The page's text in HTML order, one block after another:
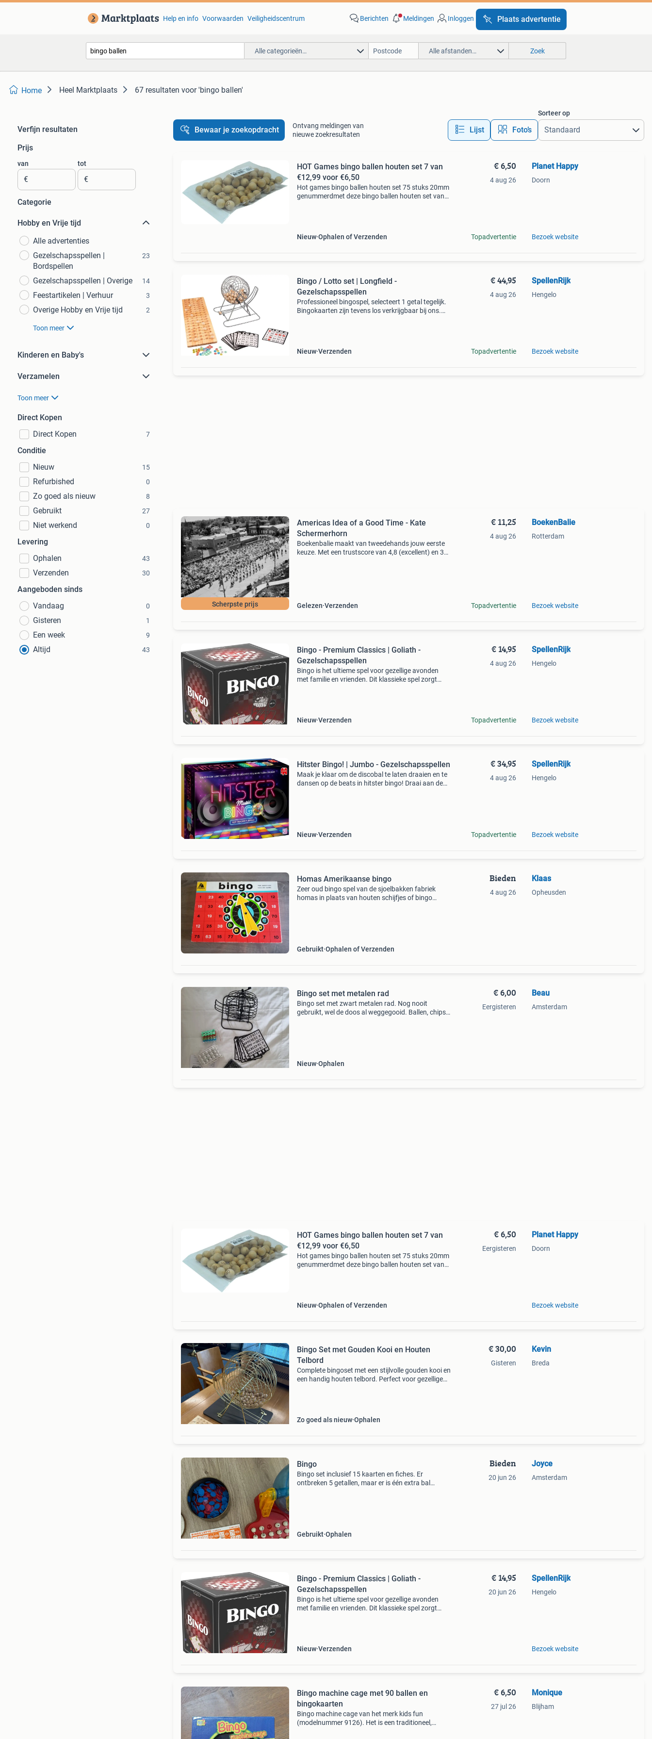
Help en info Voorwaarden Veiligheidscentrum Berichten Meldingen Inloggen Plaats advertentie
Alle categorieën… Alle afstanden… Zoek
Home Heel Marktplaats 67 resultaten voor 'bingo ballen'
Verfijn resultaten
Prijs
van
€
tot
€
Categorie
Hobby en Vrije tijd
Alle advertenties
Gezelschapsspellen |
Bordspellen
23
Gezelschapsspellen | Overige 14
Feestartikelen | Verhuur 3
Overige Hobby en Vrije tijd 2
Toon meer
Kinderen en Baby's
Verzamelen
Toon meer
Direct Kopen
Direct Kopen
7
Conditie
Nieuw
15
Refurbished 0
Zo goed als nieuw 8
Gebruikt 27
Niet werkend 0
Levering
Ophalen
43
Verzenden 30
Aangeboden sinds
Vandaag
0
Gisteren 1
Een week 9
Altijd 43
Bewaar je zoekopdracht
Ontvang meldingen van
nieuwe zoekresultaten
Lijst Foto’s
Sorteer op
HOT Games bingo ballen houten set 7 van
€12,99 voor €6,50
Hot games bingo ballen houten set 75 stuks 20mm
genummerdmet deze bingo ballen houten set van
Nieuw Ophalen of Verzenden
€ 6,50
4 aug 26
Topadvertentie
Planet Happy
Doorn
Bezoek website
Bingo / Lotto set | Longfield -
Gezelschapsspellen
Professioneel bingospel, selecteert 1 getal tegelijk.
Bingokaarten zijn tevens los verkrijgbaar bij ons.
Nieuw Verzenden
€ 44,95
4 aug 26
Topadvertentie
SpellenRijk
Hengelo
Bezoek website
Scherpste prijs
Americas Idea of a Good Time - Kate
Schermerhorn
Boekenbalie maakt van tweedehands jouw eerste
keuze. Met een trustscore van 4,8 (excellent) en 30
Gelezen Verzenden
€ 11,25
4 aug 26
Topadvertentie
BoekenBalie
Rotterdam
Bezoek website
Bingo - Premium Classics | Goliath -
Gezelschapsspellen
Bingo is het ultieme spel voor gezellige avonden
met familie en vrienden. Dit klassieke spel zorgt
Nieuw Verzenden
€ 14,95
4 aug 26
Topadvertentie
SpellenRijk
Hengelo
Bezoek website
Hitster Bingo! | Jumbo - Gezelschapsspellen
Maak je klaar om de discobal te laten draaien en te
dansen op de beats in hitster bingo! Draai aan de
Nieuw Verzenden
€ 34,95
4 aug 26
Topadvertentie
SpellenRijk
Hengelo
Bezoek website
Homas Amerikaanse bingo
Zeer oud bingo spel van de sjoelbakken fabriek
homas in plaats van houten schijfjes of bingo
Gebruikt Ophalen of Verzenden
Bieden
4 aug 26
Klaas
Opheusden
Bingo set met metalen rad
Bingo set met zwart metalen rad. Nog nooit
gebruikt, wel de doos al weggegooid. Ballen, chips
Nieuw Ophalen
€ 6,00
Eergisteren
Beau
Amsterdam
HOT Games bingo ballen houten set 7 van
€12,99 voor €6,50
Hot games bingo ballen houten set 75 stuks 20mm
genummerdmet deze bingo ballen houten set van
Nieuw Ophalen of Verzenden
€ 6,50
Eergisteren
Planet Happy
Doorn
Bezoek website
Bingo Set met Gouden Kooi en Houten
Telbord
Complete bingoset met een stijlvolle gouden kooi en
een handig houten telbord. Perfect voor gezellige
Zo goed als nieuw Ophalen
€ 30,00
Gisteren
Kevin
Breda
Bingo
Bingo set inclusief 15 kaarten en fiches. Er
ontbreken 5 getallen, maar er is één extra bal
Gebruikt Ophalen
Bieden
20 jun 26
Joyce
Amsterdam
Bingo - Premium Classics | Goliath -
Gezelschapsspellen
Bingo is het ultieme spel voor gezellige avonden
met familie en vrienden. Dit klassieke spel zorgt
Nieuw Verzenden
€ 14,95
20 jun 26
SpellenRijk
Hengelo
Bezoek website
Bingo machine cage met 90 ballen en
bingokaarten
Bingo machine cage van het merk kids fun
(modelnummer 9126). Het is een traditioneel,
€ 6,50
27 jul 26
Monique
Blijham